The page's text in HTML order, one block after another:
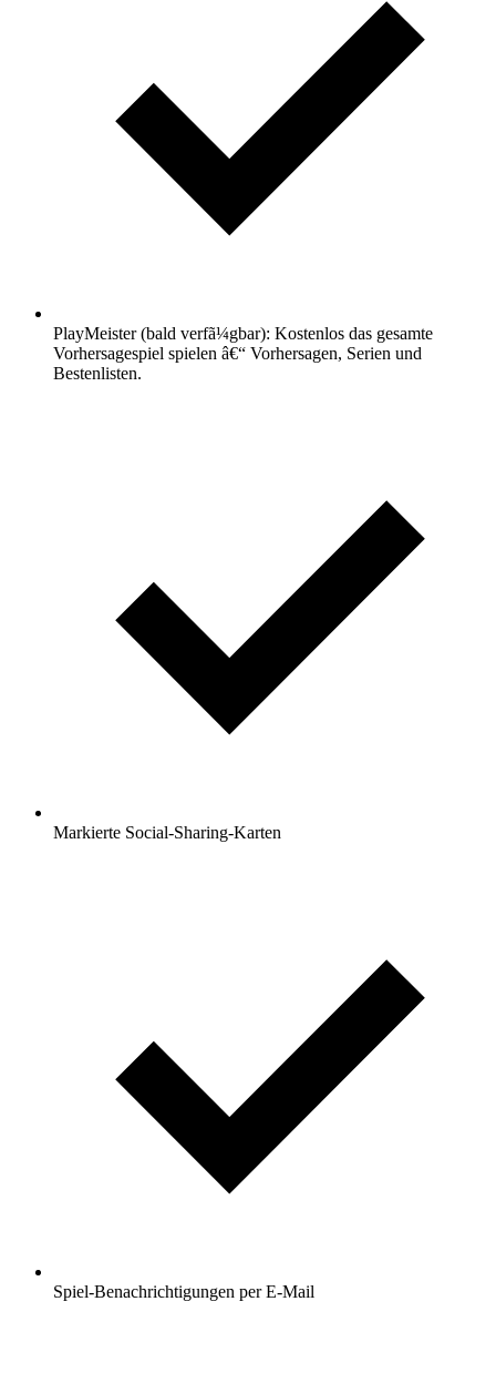
PlayMeister (bald verfã¼gbar): Kostenlos das gesamte
Vorhersagespiel spielen â€“ Vorhersagen, Serien und
Bestenlisten.
Markierte Social-Sharing-Karten
Spiel-Benachrichtigungen per E-Mail